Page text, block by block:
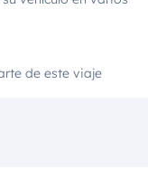
de este viaje